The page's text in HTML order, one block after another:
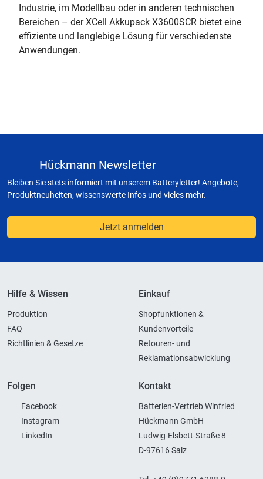
Industrie, im Modellbau oder in anderen technischen
Bereichen – der XCell Akkupack X3600SCR bietet eine
effiziente und langlebige Lösung für verschiedenste
Anwendungen.
Hückmann Newsletter
Bleiben Sie stets informiert mit unserem Batteryletter! Angebote,
Produktneuheiten, wissenswerte Infos und vieles mehr.
Jetzt anmelden
Hilfe & Wissen
Produktion
FAQ
Richtlinien & Gesetze
Einkauf
Shopfunktionen &
Kundenvorteile
Retouren- und
Reklamationsabwicklung
Folgen
Facebook
Instagram
LinkedIn
Kontakt
Batterien-Vertrieb Winfried
Hückmann GmbH
Ludwig-Elsbett-Straße 8
D-97616 Salz